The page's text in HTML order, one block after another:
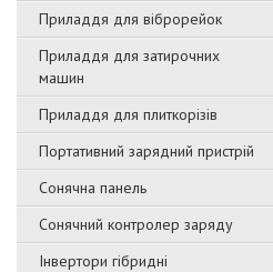
Приладдя для віброрейок
Приладдя для затирочниx
машин
Приладдя для плиткорізів
Портативний зарядний пристрій
Сонячна панель
Сонячний контролер заряду
Інвертори гібридні